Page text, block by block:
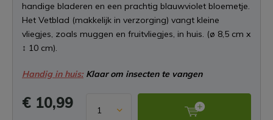
handige bladeren en een prachtig blauwviolet bloemetje.
Het Vetblad (makkelijk in verzorging) vangt kleine
vliegjes, zoals muggen en fruitvliegjes, in huis. (ø 8,5 cm x
↕ 10 cm).
Handig in huis:Klaar om insecten te vangen
€ 10,99